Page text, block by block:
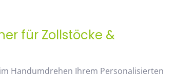
für Zollstöcke &
Handumdrehen Ihrem Personalisierten